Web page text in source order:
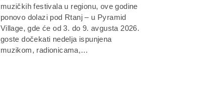
muzičkih festivala u regionu, ove godine
ponovo dolazi pod Rtanj – u Pyramid
Village, gde će od 3. do 9. avgusta 2026.
goste dočekati nedelja ispunjena
muzikom, radionicama,…